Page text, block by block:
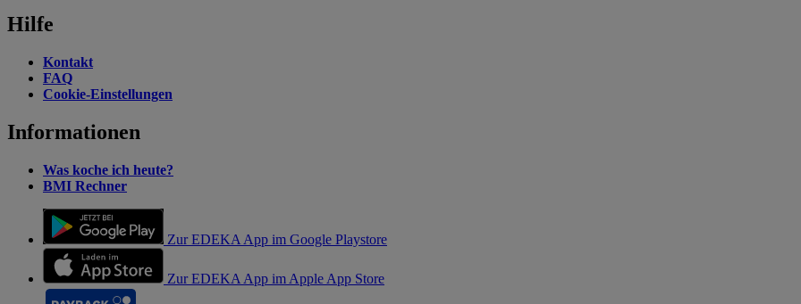
Hilfe
Kontakt
FAQ
Cookie-Einstellungen
Informationen
Was koche ich heute?
BMI Rechner
Zur EDEKA App im Google Playstore
Zur EDEKA App im Apple App Store